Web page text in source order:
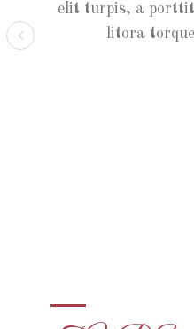
elit turpis, a
litora